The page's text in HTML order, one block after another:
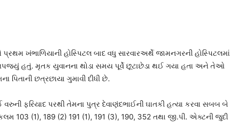
ખંભાળિયાની હોસ્પિટલ બાદ વધુ સારવારઅર્થે જામનગરની હોસ્પિટલમાં
હતું. મૃતક યુવાનના થોડા સમય પૂર્વે છૂટાછેડા થઈ ગયા હતા અને તેઓ
છત્રછાયા ગુમાવી દીધી છે.
ફરિયાદ પરથી તેમના પુત્ર દેવાણંદભાઈની ઘાતકી હત્યા કરવા સબબ બે
(1), 189 (2) 191 (1), 191 (3), 190, 352 તથા જી.પી. એક્ટની જુદી